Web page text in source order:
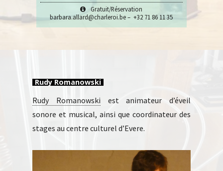
Gratuit/Réservation
barbara.allard@charleroi.be – +32 71 86 11 35
Rudy Romanowski
Rudy Romanowski est animateur d’éveil
sonore et musical, ainsi que coordinateur des
stages au centre culturel d’Evere.